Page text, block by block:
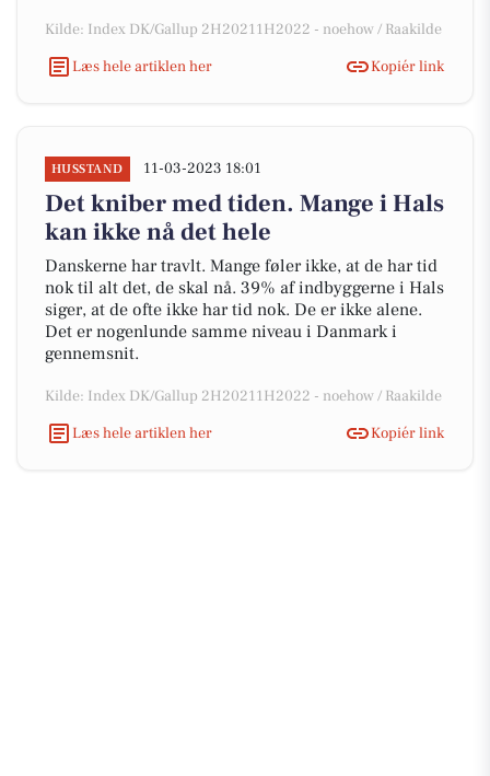
Kilde: Index DK/Gallup 2H20211H2022 - noehow / Raakilde
Læs hele artiklen her
Kopiér link
HUSSTAND 11-03-2023 18:01
Det kniber med tiden. Mange i Hals
kan ikke nå det hele
Danskerne har travlt. Mange føler ikke, at de har tid
nok til alt det, de skal nå. 39% af indbyggerne i Hals
siger, at de ofte ikke har tid nok. De er ikke alene.
Det er nogenlunde samme niveau i Danmark i
gennemsnit.
Kilde: Index DK/Gallup 2H20211H2022 - noehow / Raakilde
Læs hele artiklen her
Kopiér link